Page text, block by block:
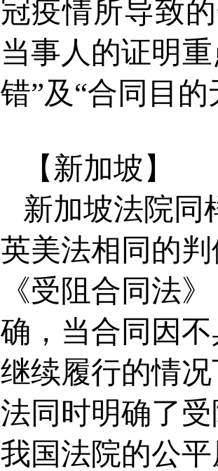
冠疫情所导致
当事人的证明
错”及“合同目
【新加坡】
新加坡法院同
英美法相同的
《受阻合同法
确，当合同因
继续履行的情
法同时明确了
我国法院的公